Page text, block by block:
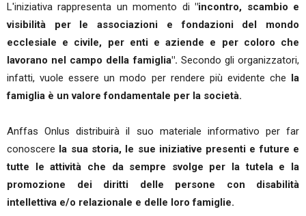
L'iniziativa rappresenta un momento di"incontro, scambio e
visibilità per le associazioni e fondazioni del mondo
ecclesiale e civile, per enti e aziende e per coloro che
lavorano nel campo della famiglia". Secondo gli organizzatori,
infatti, vuole essere un modo per rendere più evidente che la
famiglia è un valore fondamentale per la società.
Anffas Onlus distribuirà il suo materiale informativo per far
conoscere la sua storia, le sue iniziative presenti e future e
tutte le attività che da sempre svolge per la tutela e la
promozione dei diritti delle persone con disabilità
intellettiva e/o relazionale e delle loro famiglie.